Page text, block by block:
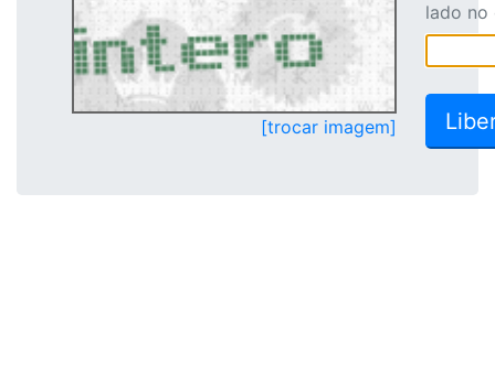
[trocar imagem]
lado no